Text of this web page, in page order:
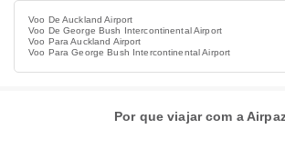
Voo De Auckland Airport
Voo De George Bush Intercontinental Airport
Voo Para Auckland Airport
Voo Para George Bush Intercontinental Airport
Por que viajar com a